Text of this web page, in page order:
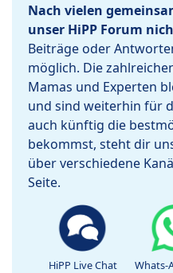
Nach vielen
unser HiPP Forum
Beiträge oder
möglich. Die
Mamas und Experten
und sind weiterhin für
auch künftig die
bekommst, steht dir
über verschiedene
Seite.
HiPP Live Chat Whats-